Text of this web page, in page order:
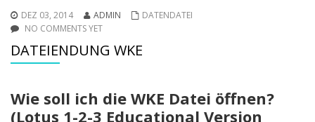
DEZ 03, 2014 ADMIN
DATENDATEI
NO COMMENTS YET
DATEIENDUNG WKE
Wie soll ich die WKE Datei öffnen?
(Lotus 1-2-3 Educational Version